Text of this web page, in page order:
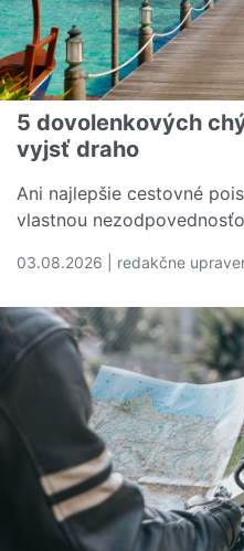
5 dovolenkových
vyjsť draho
Ani najlepšie cestovné
vlastnou
03.08.2026 | redakčne